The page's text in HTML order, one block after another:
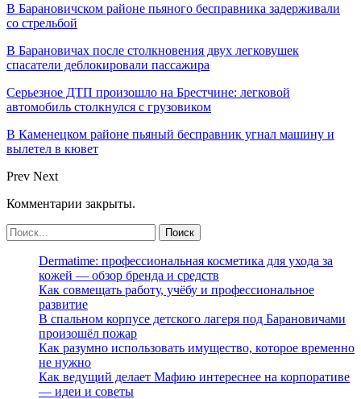
В Барановичском районе пьяного бесправника задерживали
со стрельбой
В Барановичах после столкновения двух легковушек
спасатели деблокировали пассажира
Серьезное ДТП произошло на Брестчине: легковой
автомобиль столкнулся с грузовиком
В Каменецком районе пьяный бесправник угнал машину и
вылетел в кювет
Prev Next
Комментарии закрыты.
Dermatime: профессиональная косметика для ухода за
кожей — обзор бренда и средств
Как совмещать работу, учёбу и профессиональное
развитие
В спальном корпусе детского лагеря под Барановичами
произошёл пожар
Как разумно использовать имущество, которое временно
не нужно
Как ведущий делает Мафию интереснее на корпоративе
— идеи и советы